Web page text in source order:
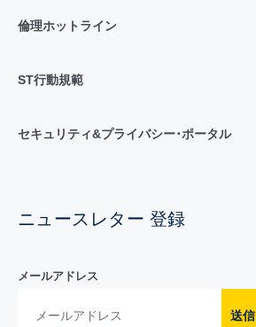
倫理ホットライン
ST行動規範
セキュリティ&プライバシー･ポータル
ニュースレター 登録
メールアドレス
送信